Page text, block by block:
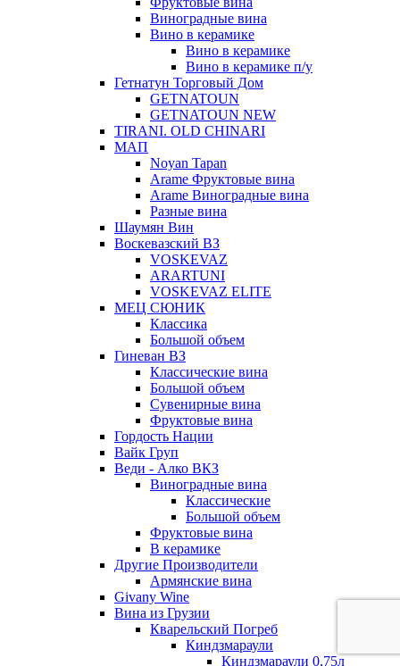
Виноградные вина
Вино в керамике
Вино в керамике
Вино в керамике п/у
Гетнатун Торговый Дом
GETNATOUN
GETNATOUN NEW
TIRANI. OLD CHINARI
МАП
Noyan Tapan
Arame Фруктовые вина
Arame Виноградные вина
Разные вина
Шаумян Вин
Воскевазский ВЗ
VOSKEVAZ
ARARTUNI
VOSKEVAZ ELITE
МЕЦ СЮНИК
Классика
Большой объем
Гиневан ВЗ
Классические вина
Большой объем
Сувенирные вина
Фруктовые вина
Гордость Нации
Вайк Груп
Веди - Алко ВКЗ
Виноградные вина
Классические
Большой объем
Фруктовые вина
В керамике
Другие Производители
Армянские вина
Givany Wine
Вина из Грузии
Кварельский Погреб
Киндзмараули
Киндзмараули 0,75л